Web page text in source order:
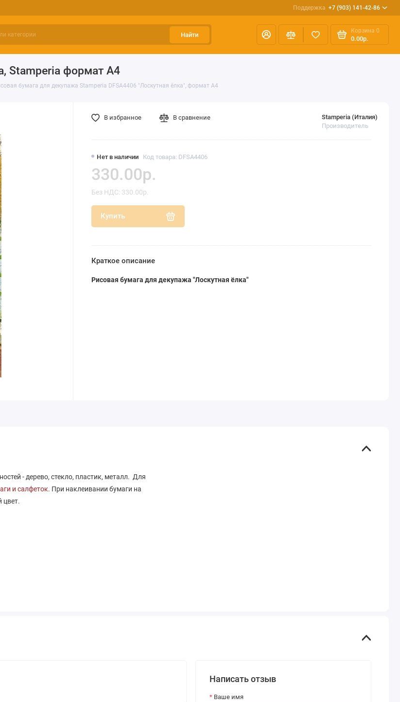
Поддержка +7 (903) 141-42-86
Найти
Корзина 0
0.00р.
Stamperia формат А4
бумага для декупажа Stamperia DFSA4406 "Лоскутная ёлка", формат А4
Нет в наличии Код товара: DFSA4406
Stamperia (Италия)
Производитель
330.00р.
Без НДС: 330.00р.
Купить
В избранное В сравнение
Краткое описание
Рисовая бумага для декупажа "Лоскутная ёлка"
- дерево, стекло, пластик, металл. Для
и салфеток. При наклеивании бумаги на
цвет.
Написать отзыв
Ваше имя